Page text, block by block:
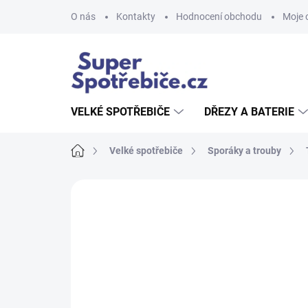
O nás Kontakty Hodnocení obchodu Moje
VELKÉ SPOTŘEBIČE DŘEZY A BATERIE
Domů Velké spotřebiče Sporáky a trouby